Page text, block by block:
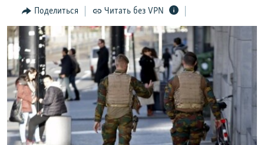
Вернутся
поиску
ИНТЕРАКТИВ
ИНФОГРАФИКА
ТЕЛЕПРОЕКТ КРЫМ.РЕАЛИИ
СОВЕТЫ ПРАВОЗАЩИТНИКОВ
ПРОПАВШИЕ БЕЗ ВЕСТИ
ПОБЕДИТЕЛЕЙ НЕ СУДЯТ?
КРЫМ.НЕПОКОРЕННЫЙ
РАДІО СВОБОДА
КАК ОБОЙТИ БЛОКИРОВКУ
Українською
Qırımtatar
ПРИСОЕДИНЯЙТЕСЬ!
Поделиться Читать без VPN